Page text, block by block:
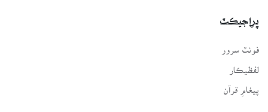
پراجيڪٽ
فونٽ سرور
لفظيڪار
پيغامِ قرآن